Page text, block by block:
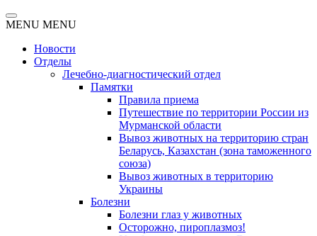
MENU MENU
Новости
Отделы
Лечебно-диагностический отдел
Памятки
Правила приема
Путешествие по территории России из
Мурманской области
Вывоз животных на территорию стран
Беларусь, Казахстан (зона таможенного
союза)
Вывоз животных в территорию
Украины
Болезни
Болезни глаз у животных
Осторожно, пироплазмоз!